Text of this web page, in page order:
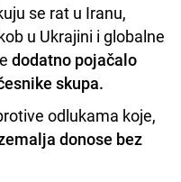
se rat u Iranu,
u Ukrajini i globalne
dodatno pojačalo
skupa.
odlukama koje,
donose bez